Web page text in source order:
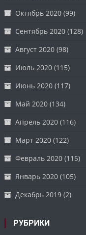
Октябрь 2020 (99)
Сентябрь 2020 (128)
Август 2020 (98)
Июль 2020 (115)
Июнь 2020 (117)
Май 2020 (134)
Апрель 2020 (116)
Март 2020 (122)
Февраль 2020 (115)
Январь 2020 (105)
Декабрь 2019 (2)
РУБРИКИ